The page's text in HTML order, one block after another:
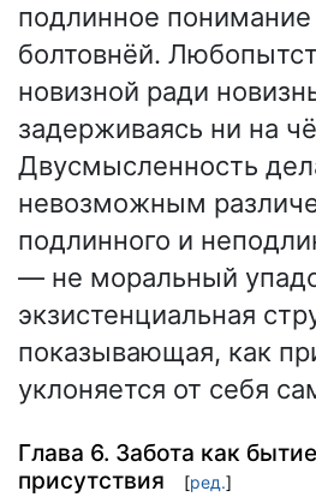
подлинное
болтовнёй.
новизной ради
задерживаясь ни на
Двусмысленность
невозможным
подлинного и
— не моральный
экзистенциальная
показывающая, как
уклоняется от себя
Глава 6. Забота как бытие
присутствия
[ред.]